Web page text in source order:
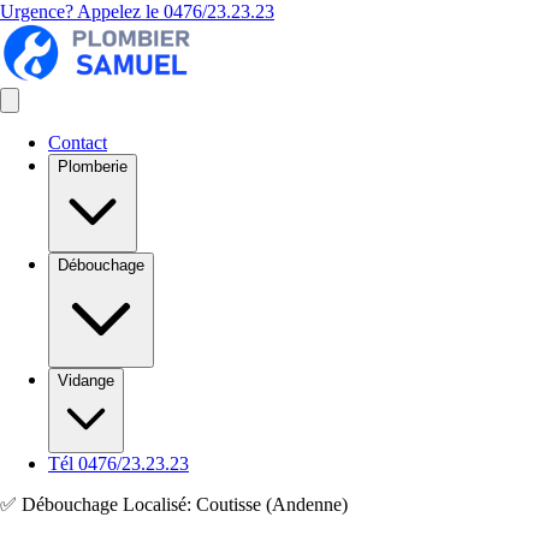
Urgence? Appelez le 0476/23.23.23
Contact
Plomberie
Débouchage
Vidange
Tél 0476/23.23.23
✅ Débouchage Localisé: Coutisse (Andenne)